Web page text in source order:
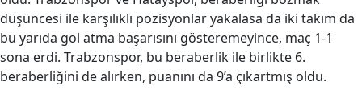
düşüncesi ile karşılıklı pozisyonlar yakalasa da iki takım da
bu yarıda gol atma başarısını gösteremeyince, maç 1-1
sona erdi. Trabzonspor, bu beraberlik ile birlikte 6.
beraberliğini de alırken, puanını da 9’a çıkartmış oldu.